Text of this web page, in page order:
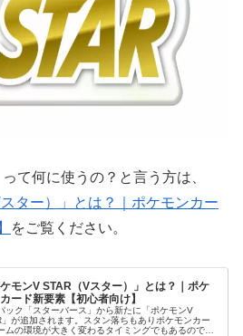
って何に使うの？と言う方は、
ター）」とは？｜ポケモンカー
をご覧ください。
ケモンV STAR（Vスター）」とは？｜ポケ
ード新要素【初心者向け】
ック「スターバース」から新たに「ポケモンV
」が追加されます。スタン落ちもありポケモンカー
ムの環境が大きく変わるタイミングでもあるので、